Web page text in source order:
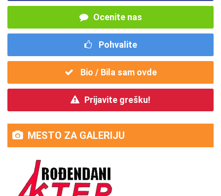
Ocenite nas
Pohvalite
Bio / Bila sam ovde
Prijavite grešku!
MESTO ZA GALERIJU